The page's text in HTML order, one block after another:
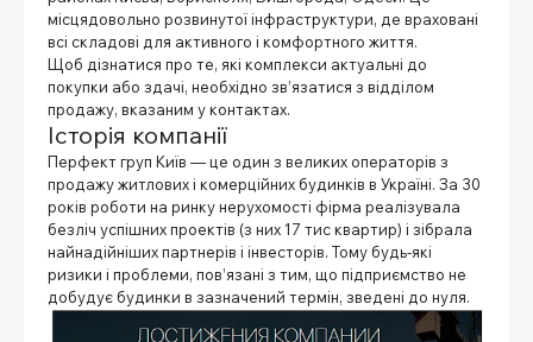
місцядовольно розвинутої інфраструктури, де враховані
всі складові для активного і комфортного життя.
Щоб дізнатися про те, які комплекси актуальні до
покупки або здачі, необхідно зв’язатися з відділом
продажу, вказаним у контактах.
Історія компанії
Перфект груп Київ — це один з великих операторів з
продажу житлових і комерційних будинків в Україні. За 30
років роботи на ринку нерухомості фірма реалізувала
безліч успішних проектів (з них 17 тис квартир) і зібрала
найнадійніших партнерів і інвесторів. Тому будь-які
ризики і проблеми, пов’язані з тим, що підприємство не
добудує будинки в зазначений термін, зведені до нуля.